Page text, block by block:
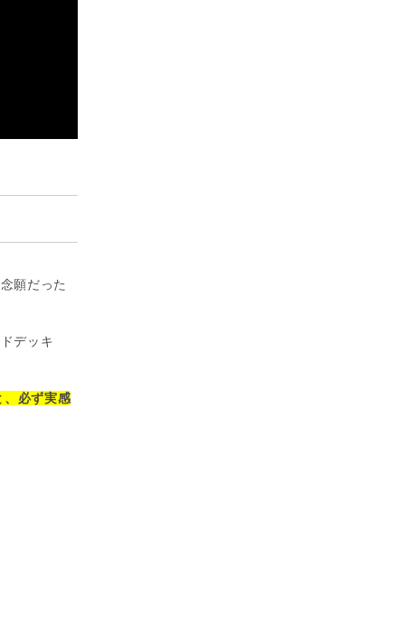
願だった
デッキ
、必ず実感